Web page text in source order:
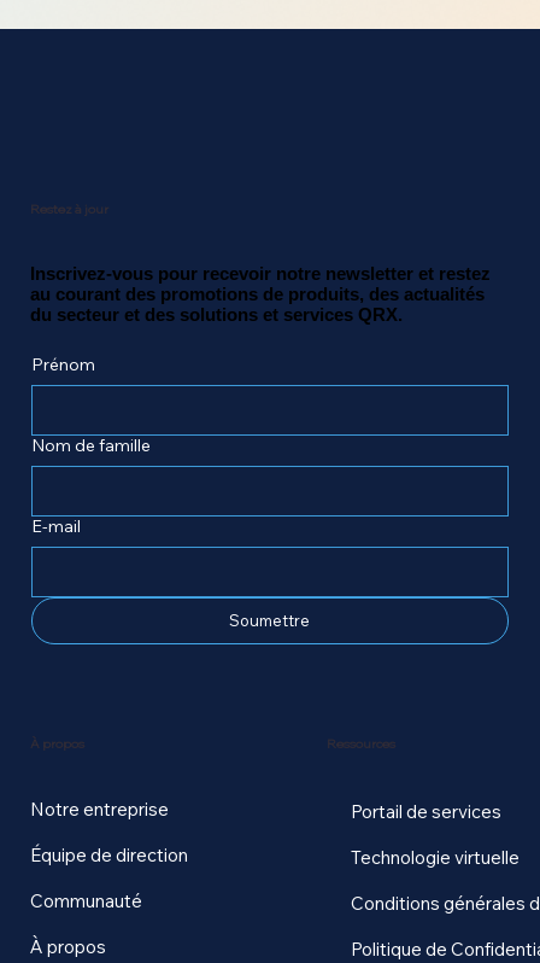
Restez à jour
Inscrivez-vous pour recevoir notre newsletter et restez
au courant des promotions de produits, des actualités
du secteur et des solutions et services QRX.
Prénom
Nom de famille
E-mail
Soumettre
Notre entreprise
Équipe de direction
Communauté
À propos
Portail de services
Technologie virtuelle
Conditions générales
Politique de
À propos Ressources